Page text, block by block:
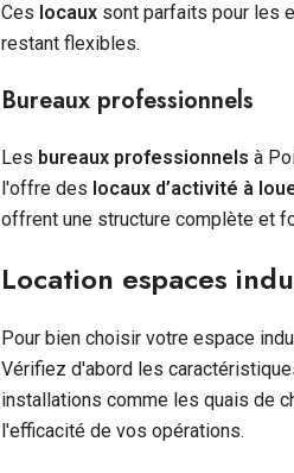
Ces locaux sont parfaits pour les
restant flexibles.
Bureaux professionnels
Les bureaux professionnels à
l'offre des locaux d’activité à
offrent une structure complète et
Location espaces
Pour bien choisir votre espace
Vérifiez d'abord les
installations comme les quais de
l'efficacité de vos opérations.